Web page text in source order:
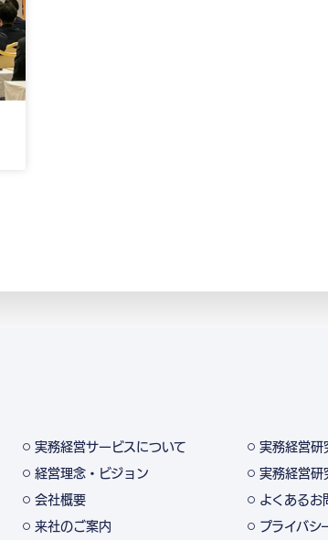
実務経営サービスについて
経営理念・ビジョン
会社概要
来社のご案内
実務経営研
実務経営研
よくあるお
プライバシ